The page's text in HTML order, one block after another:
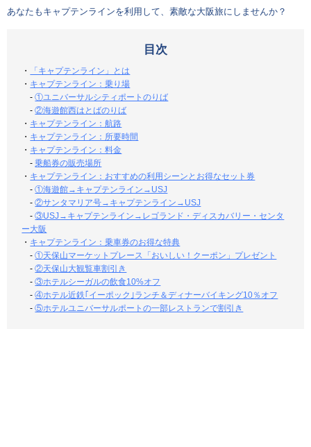
あなたもキャプテンラインを利用して、素敵な大阪旅にしませんか？
目次
・
「キャプテンライン」とは
・ キャプテンライン：乗り場
-①ユニバーサルシティポートのりば
-②海遊館西はとばのりば
・ キャプテンライン：航路
・ キャプテンライン：所要時間
・ キャプテンライン：料金
-乗船券の販売場所
・ キャプテンライン：おすすめの利用シーンとお得なセット券
-①海遊館→キャプテンライン→USJ
-②サンタマリア号→キャプテンライン→USJ
-③USJ→キャプテンライン→レゴランド・ディスカバリー・センタ
ー大阪
・ キャプテンライン：乗車券のお得な特典
-①天保山マーケットプレース「おいしい！クーポン」プレゼント
-②天保山大観覧車割引き
-③ホテルシーガルの飲食10%オフ
-④ホテル近鉄｢イーポック｣ランチ＆ディナーバイキング10％オフ
-⑤ホテルユニバーサルポートの一部レストランで割引き